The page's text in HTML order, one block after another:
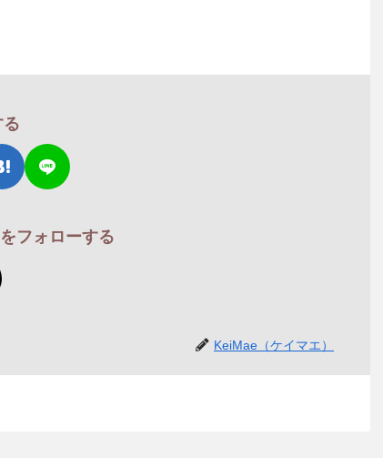
る
フォローする
KeiMae（ケイマエ）